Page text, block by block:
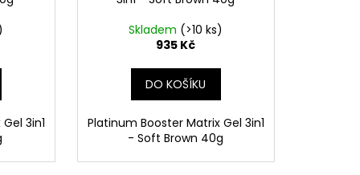
3in1
Skladem (>10 ks)
935 Kč
DO KOŠÍKU
Platinum Booster Matrix Gel 3in1
- Soft Brown 40g